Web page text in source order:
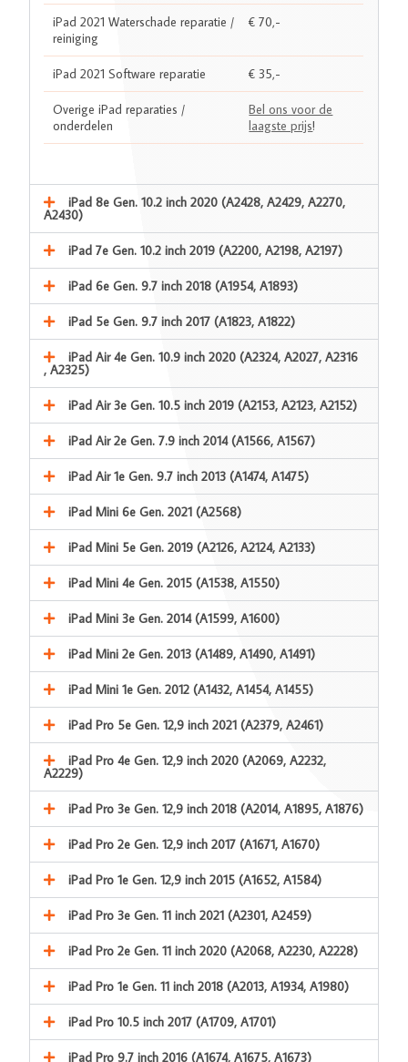
iPad 2021 Waterschade reparatie /
reiniging
€ 70,-
iPad 2021 Software reparatie € 35,-
Overige iPad reparaties /
onderdelen
Bel ons voor de
laagste prijs!
iPad 8e Gen. 10.2 inch 2020 (A2428, A2429, A2270,
A2430)
iPad 7e Gen. 10.2 inch 2019 (A2200, A2198, A2197)
iPad 6e Gen. 9.7 inch 2018 (A1954, A1893)
iPad 5e Gen. 9.7 inch 2017 (A1823, A1822)
iPad Air 4e Gen. 10.9 inch 2020 (A2324, A2027, A2316
, A2325)
iPad Air 3e Gen. 10.5 inch 2019 (A2153, A2123, A2152)
iPad Air 2e Gen. 7.9 inch 2014 (A1566, A1567)
iPad Air 1e Gen. 9.7 inch 2013 (A1474, A1475)
iPad Mini 6e Gen. 2021 (A2568)
iPad Mini 5e Gen. 2019 (A2126, A2124, A2133)
iPad Mini 4e Gen. 2015 (A1538, A1550)
iPad Mini 3e Gen. 2014 (A1599, A1600)
iPad Mini 2e Gen. 2013 (A1489, A1490, A1491)
iPad Mini 1e Gen. 2012 (A1432, A1454, A1455)
iPad Pro 5e Gen. 12,9 inch 2021 (A2379, A2461)
iPad Pro 4e Gen. 12,9 inch 2020 (A2069, A2232,
A2229)
iPad Pro 3e Gen. 12,9 inch 2018 (A2014, A1895, A1876)
iPad Pro 2e Gen. 12,9 inch 2017 (A1671, A1670)
iPad Pro 1e Gen. 12,9 inch 2015 (A1652, A1584)
iPad Pro 3e Gen. 11 inch 2021 (A2301, A2459)
iPad Pro 2e Gen. 11 inch 2020 (A2068, A2230, A2228)
iPad Pro 1e Gen. 11 inch 2018 (A2013, A1934, A1980)
iPad Pro 10.5 inch 2017 (A1709, A1701)
iPad Pro 9.7 inch 2016 (A1674, A1675, A1673)